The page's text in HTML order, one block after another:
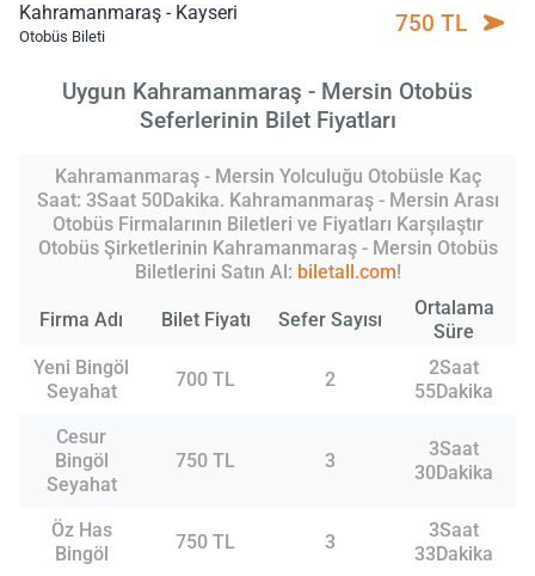
Kahramanmaraş - Kayseri
Otobüs Bileti 750 TL
Uygun Kahramanmaraş - Mersin Otobüs
Seferlerinin Bilet Fiyatları
Kahramanmaraş - Mersin Yolculuğu Otobüsle Kaç
Saat: 3Saat 50Dakika. Kahramanmaraş - Mersin Arası
Otobüs Firmalarının Biletleri ve Fiyatları Karşılaştır
Otobüs Şirketlerinin Kahramanmaraş - Mersin Otobüs
Biletlerini Satın Al: biletall.com!
Firma Adı Bilet Fiyatı Sefer Sayısı
Ortalama
Süre
Yeni Bingöl
Seyahat
700 TL 2
2Saat
55Dakika
Cesur
Bingöl
Seyahat
750 TL 3
3Saat
30Dakika
Öz Has
Bingöl
750 TL 3
3Saat
33Dakika